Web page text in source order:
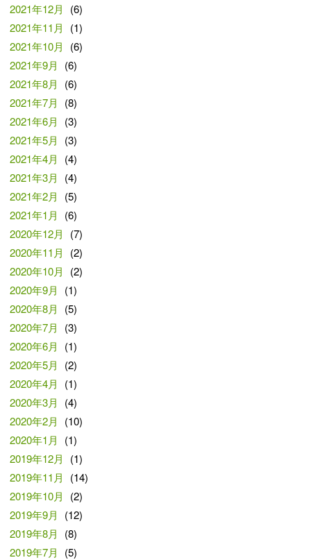
2021年12月
(6)
2021年11月
(1)
2021年10月
(6)
2021年9月
(6)
2021年8月
(6)
2021年7月
(8)
2021年6月
(3)
2021年5月
(3)
2021年4月
(4)
2021年3月
(4)
2021年2月
(5)
2021年1月
(6)
2020年12月
(7)
2020年11月
(2)
2020年10月
(2)
2020年9月
(1)
2020年8月
(5)
2020年7月
(3)
2020年6月
(1)
2020年5月
(2)
2020年4月
(1)
2020年3月
(4)
2020年2月
(10)
2020年1月
(1)
2019年12月
(1)
2019年11月
(14)
2019年10月
(2)
2019年9月
(12)
2019年8月
(8)
2019年7月
(5)